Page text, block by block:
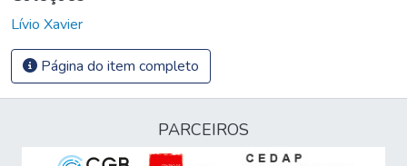
Lívio Xavier
Página do item completo
PARCEIROS